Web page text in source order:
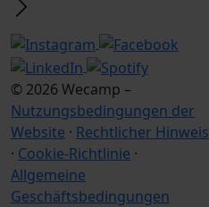
© 2026 Wecamp –
Nutzungsbedingungen der
Website · Rechtlicher Hinweis
· Cookie-Richtlinie ·
Allgemeine
Geschäftsbedingungen